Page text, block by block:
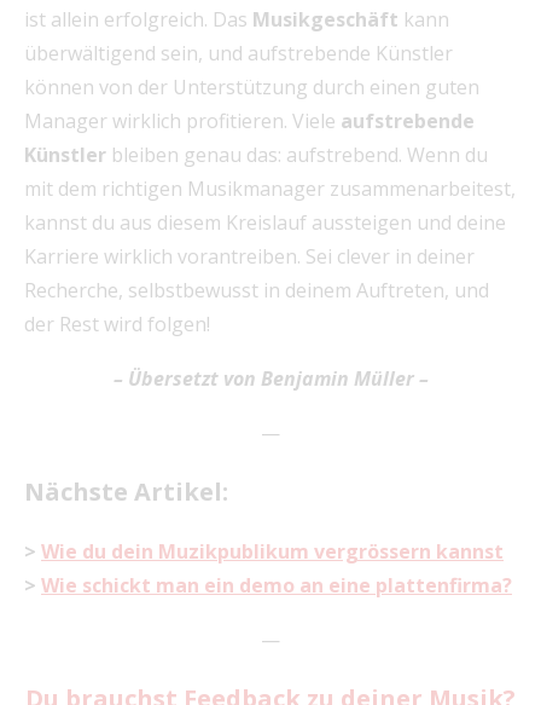
ist allein erfolgreich. Das Musikgeschäft kann
überwältigend sein, und aufstrebende Künstler
können von der Unterstützung durch einen guten
Manager wirklich profitieren. Viele aufstrebende
Künstler bleiben genau das: aufstrebend. Wenn du
mit dem richtigen Musikmanager zusammenarbeitest,
kannst du aus diesem Kreislauf aussteigen und deine
Karriere wirklich vorantreiben. Sei clever in deiner
Recherche, selbstbewusst in deinem Auftreten, und
der Rest wird folgen!
– Übersetzt von Benjamin Müller –
—
Nächste Artikel:
> Wie du dein Muzikpublikum vergrössern kannst
> Wie schickt man ein demo an eine plattenfirma?
—
Du brauchst Feedback zu deiner Musik?